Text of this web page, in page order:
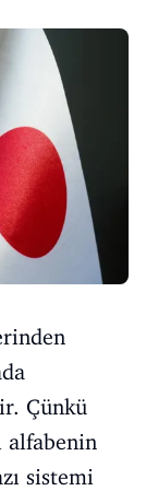
Çünkü
alfabenin
sistemi